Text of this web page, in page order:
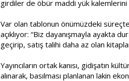
girdiler de öbür maddi yük
Var olan tablonun önümüzdeki
açıklıyor: “Biz dayanışmayla ayakta
geçirip, satış talihi daha az olan
Yayıncıların ortak kanısı, gidişatın
alınarak, basılması planlanan lakin